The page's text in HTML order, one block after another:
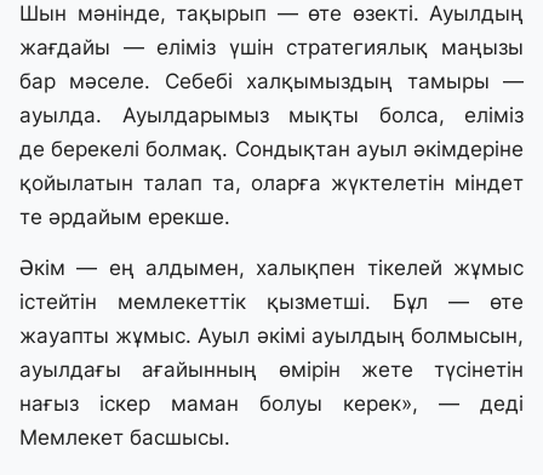
Шын мәнінде, тақырып — өте өзекті. Ауылдың
жағдайы — еліміз үшін стратегиялық маңызы
бар мәселе. Себебі халқымыздың тамыры —
ауылда. Ауылдарымыз мықты болса, еліміз
де берекелі болмақ. Сондықтан ауыл әкімдеріне
қойылатын талап та, оларға жүктелетін міндет
те әрдайым ерекше.
Әкім — ең алдымен, халықпен тікелей жұмыс
істейтін мемлекеттік қызметші. Бұл — өте
жауапты жұмыс. Ауыл әкімі ауылдың болмысын,
ауылдағы ағайынның өмірін жете түсінетін
нағыз іскер маман болуы керек», — деді
Мемлекет басшысы.